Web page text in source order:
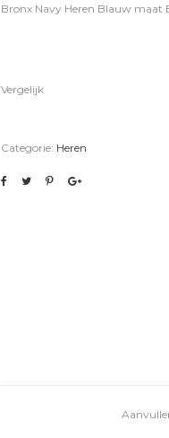
Bronx Navy Heren Blauw maat
Vergelijk
Categorie: Heren